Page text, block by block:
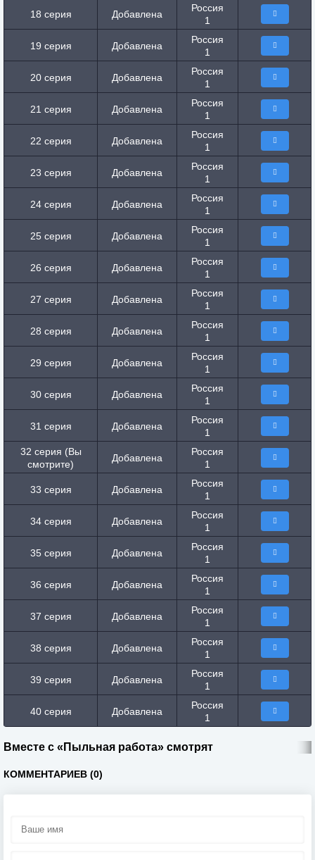
18 серия Добавлена
Россия
1
19 серия Добавлена
Россия
1
20 серия Добавлена
Россия
1
21 серия Добавлена
Россия
1
22 серия Добавлена
Россия
1
23 серия Добавлена
Россия
1
24 серия Добавлена
Россия
1
25 серия Добавлена
Россия
1
26 серия Добавлена
Россия
1
27 серия Добавлена
Россия
1
28 серия Добавлена
Россия
1
29 серия Добавлена
Россия
1
30 серия Добавлена
Россия
1
31 серия Добавлена
Россия
1
32 серия (Вы
смотрите)
Добавлена
Россия
1
33 серия Добавлена
Россия
1
34 серия Добавлена
Россия
1
35 серия Добавлена
Россия
1
36 серия Добавлена
Россия
1
37 серия Добавлена
Россия
1
38 серия Добавлена
Россия
1
39 серия Добавлена
Россия
1
40 серия Добавлена
Россия
1
Вместе с «Пыльная работа» смотрят
КОММЕНТАРИЕВ (0)